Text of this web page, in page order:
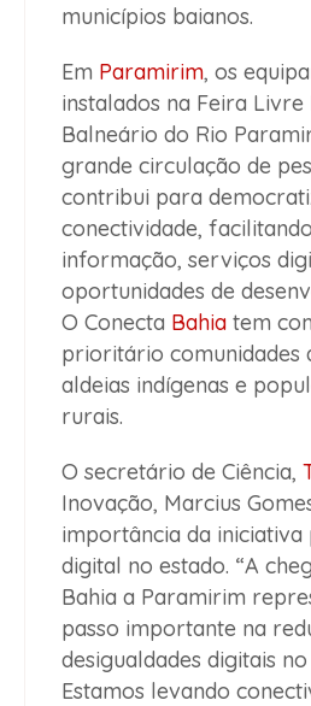
municípios baianos.
Em Paramirim, os
instalados na Feira
Balneário do Rio
grande circulação de
contribui para
conectividade,
informação, serviços
oportunidades de
O Conecta Bahia tem
prioritário comunidades
aldeias indígenas e
rurais.
O secretário de Ciência,
Inovação, Marcius
importância da iniciativa
digital no estado. “A
Bahia a Paramirim
passo importante na
desigualdades digitais
Estamos levando